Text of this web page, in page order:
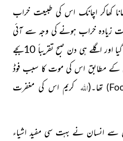
کھاکر اچانک اس کی طبیعت خراب
زیادہ خراب ہونے کی وجہ سے آئی
میں شفٹ کیا گیا اور اگلے ہی دن صبح تقریباً 10بجے
کے مطابق اس کی موت کا سبب فوڈ
) تھا۔(اللہ کریم اس کی مغفرت
سے انسان نے بہت سی مفید اشیاء